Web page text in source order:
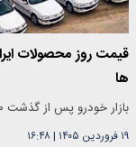
قیمت روز محصولات
ها
بازار خودرو پس از گذشت ۴۰ روز با تغییرات قابل توجهی در قیمت ها همراه شد.
۱۹ فروردین ۱۴۰۵ |۱۶:۴۸